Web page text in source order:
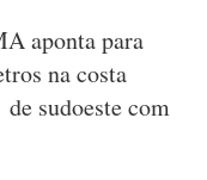
aponta para
na costa
sudoeste com